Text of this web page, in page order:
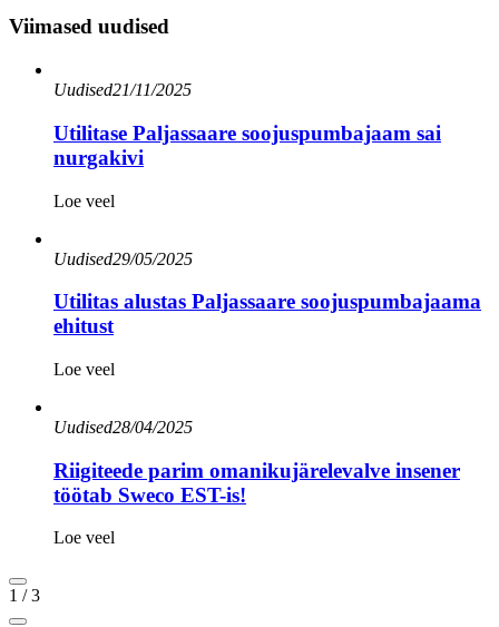
Viimased uudised
Uudised21/11/2025
Utilitase Paljassaare soojuspumbajaam sai
nurgakivi
Loe veel
Uudised29/05/2025
Utilitas alustas Paljassaare soojuspumbajaama
ehitust
Loe veel
Uudised28/04/2025
Riigiteede parim omanikujärelevalve insener
töötab Sweco EST-is!
Loe veel
1 /3